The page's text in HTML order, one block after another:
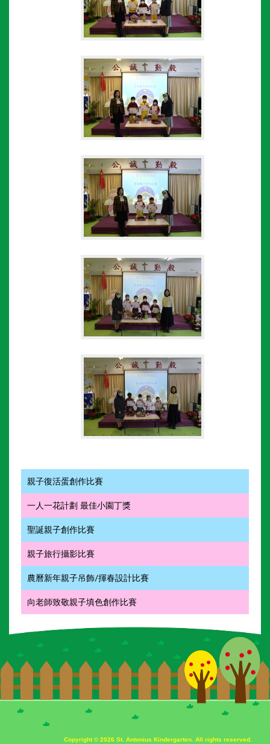
親子復活蛋創作比賽
一人一花計劃 最佳小園丁獎
聖誕親子創作比賽
親子旅行攝影比賽
農曆新年親子吊飾/揮春設計比賽
向老師致敬親子填色創作比賽
Copyright © 2026 St. Antonius Kindergarten. All rights reserved.